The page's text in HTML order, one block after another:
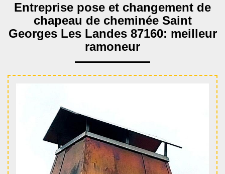
Entreprise pose et changement de
chapeau de cheminée Saint
Georges Les Landes 87160: meilleur
ramoneur